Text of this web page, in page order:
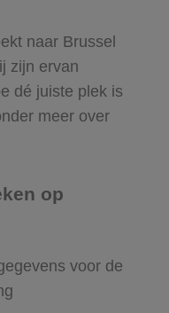
naar Brussel
zijn ervan
dé juiste plek is
meer over
op
voor de